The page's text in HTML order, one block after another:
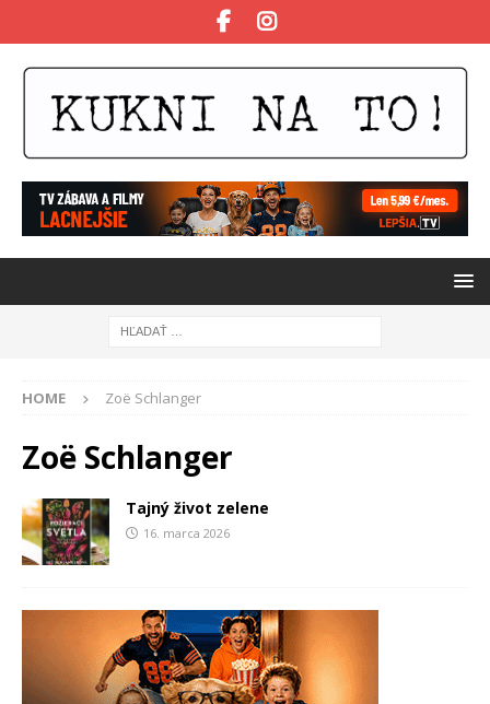
HOME Zoë Schlanger
Zoë Schlanger
Tajný život zelene
16. marca 2026